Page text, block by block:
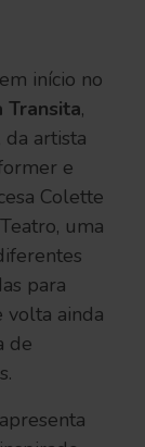
início no
Transita,
artista
e
Colette
uma
para
volta ainda
de